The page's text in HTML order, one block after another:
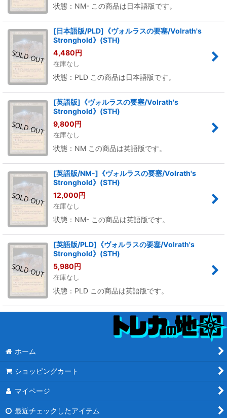
状態：NM- この商品は日本語版です。
[日本語版/PLD]《ヴォルラスの要塞/Volrath's
Stronghold》(STH)
4,480円
在庫なし
状態：PLD この商品は日本語版です。
[英語版]《ヴォルラスの要塞/Volrath's
Stronghold》(STH)
9,800円
在庫なし
状態：NM この商品は英語版です。
[英語版/NM-]《ヴォルラスの要塞/Volrath's
Stronghold》(STH)
12,000円
在庫なし
状態：NM- この商品は英語版です。
[英語版/PLD]《ヴォルラスの要塞/Volrath's
Stronghold》(STH)
5,980円
在庫なし
状態：PLD この商品は英語版です。
ホーム
ショッピングカート
マイページ
最近チェックしたアイテム